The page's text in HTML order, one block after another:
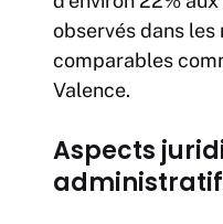
observés dans
comparables
Valence.
Aspects